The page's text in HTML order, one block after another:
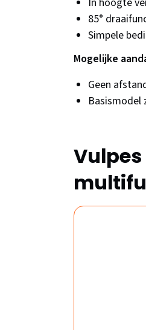
85°
Simpele
Mogelijke
Geen
Basismodel
Vulpes